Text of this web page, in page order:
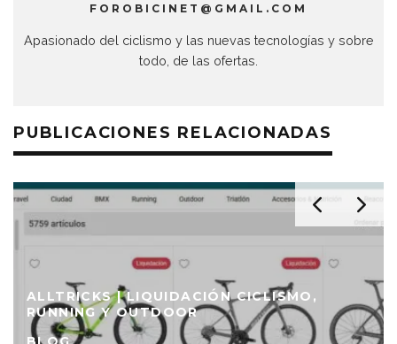
FOROBICINET@GMAIL.COM
Apasionado del ciclismo y las nuevas tecnologías y sobre
todo, de las ofertas.
PUBLICACIONES RELACIONADAS
ALLTRICKS | LIQUIDACIÓN CICLISMO,
RUNNING Y OUTDOOR